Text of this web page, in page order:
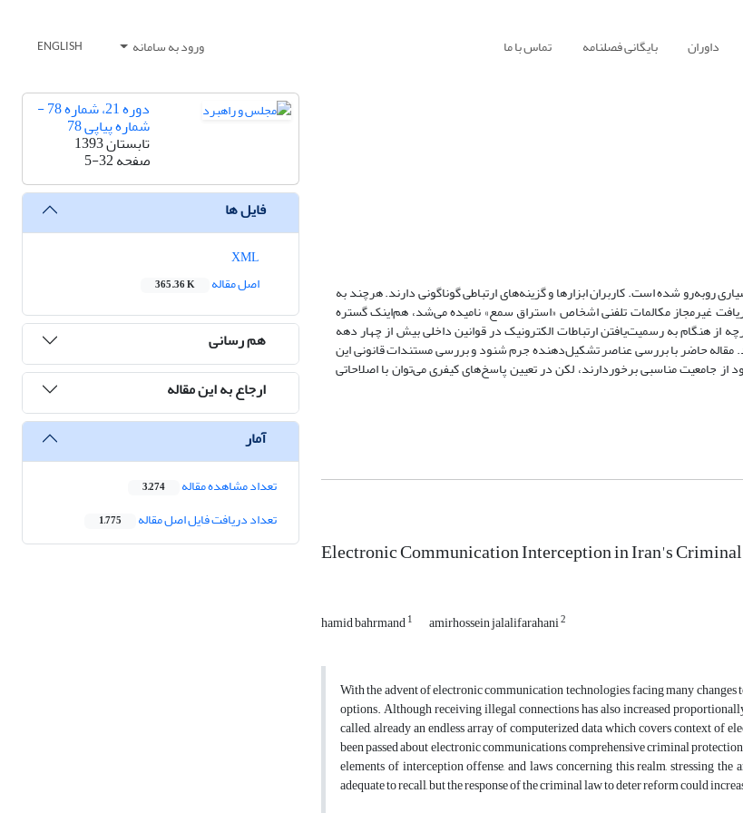
داوران بایگانی فصلنامه تماس با ما ورود به سامانه ENGLISH
روبه‌رو شده است. کاربران ابزارها و گزینه‌های ارتباطی گوناگونی دارند. هرچند به
غیرمجاز مکالمات تلفنی اشخاص «استراق سمع» نامیده می‌شد، هم‌اینک گستره
از هنگام به رسمیت‌یافتن ارتباطات الکترونیک در قوانین داخلی بیش از چهار دهه
مقاله حاضر با بررسی عناصر تشکیل‌دهنده جرم شنود و بررسی مستندات قانونی این
مقررات موجود از جامعیت مناسبی برخوردارند، لکن در تعیین پاسخ‌های کیفری می‌‌توان با اصلاحاتی
Electronic Communication Interception in Iran's
hamid bahrmand1 amirhossein jalalifarahani2
With the advent of electronic communication technologies, facing many
options. Although receiving illegal connections has also increased
called, already an endless array of computerized data which covers context of
been passed about electronic communications, comprehensive criminal
elements of interception offense, and laws concerning this realm, stressing
adequate to recall, but the response of the criminal law to deter reform could
دوره 21، شماره 78 -
شماره پیاپی 78
تابستان 1393
صفحه5-32
فایل ها
اصل مقاله
365.36 K
هم رسانی
ارجاع به این مقاله
آمار
تعداد مشاهده مقاله 3,274
تعداد دریافت فایل اصل مقاله 1,775